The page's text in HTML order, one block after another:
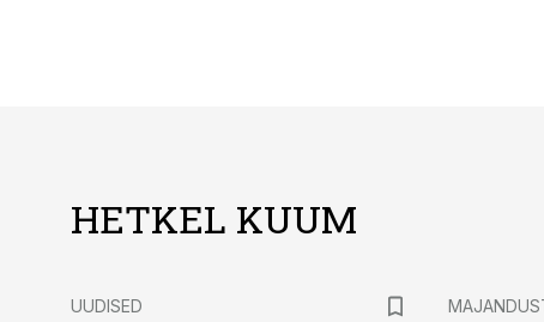
HETKEL KUUM
UUDISED